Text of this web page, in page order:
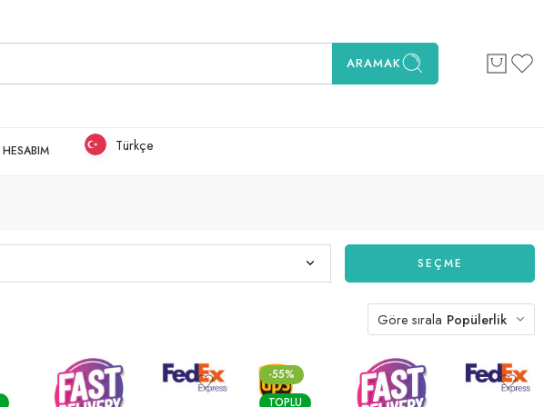
ARAMAK
HESABIM Türkçe
SEÇME
Göre sırala Popülerlik
-55%
TOPLU